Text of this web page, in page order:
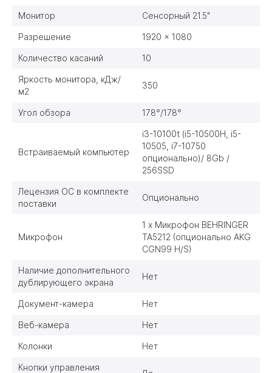
Монитор Сенсорный 21.5"
Разрешение 1920 x 1080
Количество касаний 10
Яркость монитора, кДж/
м2
350
Угол обзора 178°/178°
Встраиваемый компьютер
i3-10100t (i5-10500H, i5-
10505, i7-10750
опционально)/ 8Gb /
256SSD
Лецензия ОС в комплекте
поставки
Опционально
Микрофон
1 x Микрофон BEHRINGER
TA5212 (опционально AKG
CGN99 H/S)
Наличие дополнительного
дублирующего экрана
Нет
Документ-камера Нет
Веб-камера Нет
Колонки Нет
Кнопки управления